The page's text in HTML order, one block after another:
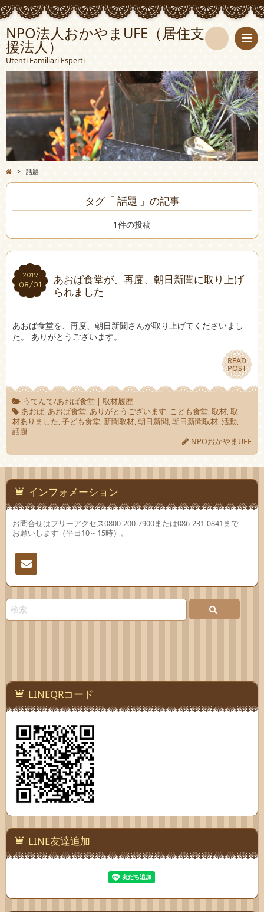
NPO法人おかやまUFE（居住支
援法人）
Utenti Familiari Esperti
索
> 話題
タグ「 話題 」の記事
1件の投稿
2019
08/01
2019
08/01
あおば食堂が、再度、朝日新聞に取り上げ
られました
あおば食堂を、再度、朝日新聞さんが取り上げてくださいまし
た。 ありがとうございます。
READ
POST
READ
POST
うてんて/あおば食堂| 取材履歴
あおば,あおば食堂,ありがとうございます, こども食堂,取材,取
材ありました,子ども食堂, 新聞取材,朝日新聞,朝日新聞取材,活動,
話題
NPOおかやまUFE
インフォメーション
お問合せはフリーアクセス0800-200-7900または086-231-0841まで
お願いします（平日10～15時）。
連絡
先
LINEQRコード
LINE友達追加